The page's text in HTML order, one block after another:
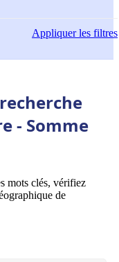
Appliquerles filtres
- Somme
mots clés, vérifiez
de